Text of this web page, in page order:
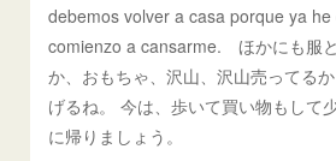
debemos volver a casa porque ya
comienzo a cansarme. ほかにも服
か、おもちゃ、沢山、沢山売ってる
げるね。 今は、歩いて買い物もして
に帰りましょう。